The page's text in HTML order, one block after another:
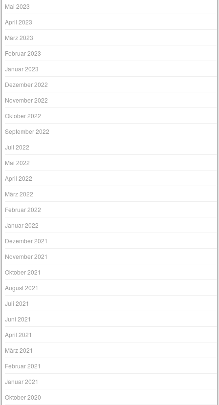
Mai 2023
April 2023
März 2023
Februar 2023
Januar 2023
Dezember 2022
November 2022
Oktober 2022
September 2022
Juli 2022
Mai 2022
April 2022
März 2022
Februar 2022
Januar 2022
Dezember 2021
November 2021
Oktober 2021
August 2021
Juli 2021
Juni 2021
April 2021
März 2021
Februar 2021
Januar 2021
Oktober 2020